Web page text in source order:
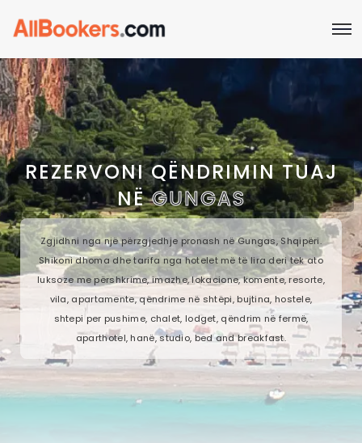
REZERVONI QËNDRIMIN TUAJ
NËGUNGAS
Zgjidhni nga një përzgjedhje pronash në Gungas, Shqipëri.
Shikoni dhoma dhe tarifa nga hotelet më të lira deri tek ato
luksoze me përshkrime, imazhe, lokacione, komente, resorte,
vila, apartamente, qëndrime në shtëpi, bujtina, hostele,
shtepi per pushime, chalet, lodget, qëndrim në fermë,
aparthotel, hanë, studio, bed and breakfast.